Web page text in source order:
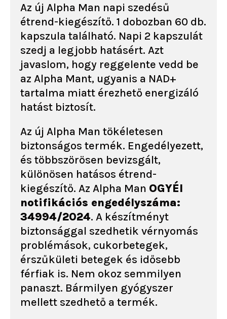
Az új Alpha Man napi szedésű
étrend-kiegészítő. 1 dobozban 60 db.
kapszula található. Napi 2 kapszulát
szedj a legjobb hatásért. Azt
javaslom, hogy reggelente vedd be
az Alpha Mant, ugyanis a NAD+
tartalma miatt érezhető energizáló
hatást biztosít.
Az új Alpha Man tökéletesen
biztonságos termék. Engedélyezett,
és többszörösen bevizsgált,
különösen hatásos étrend-
kiegészítő. Az Alpha Man OGYÉI
notifikációs engedélyszáma:
34994/2024. A készítményt
biztonsággal szedhetik vérnyomás
problémások, cukorbetegek,
érszűkületi betegek és idősebb
férfiak is. Nem okoz semmilyen
panaszt. Bármilyen gyógyszer
mellett szedhető a termék.